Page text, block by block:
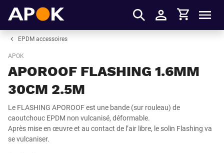
S'identifier
Panier
EPDM accessoires
APOK
APOROOF FLASHING 1.6MM
30CM 2.5M
Le FLASHING APOROOF est une bande (sur rouleau) de
caoutchouc EPDM non vulcanisé, déformable.
Après mise en œuvre et au contact de l’air libre, le solin Flashing va
se vulcaniser.